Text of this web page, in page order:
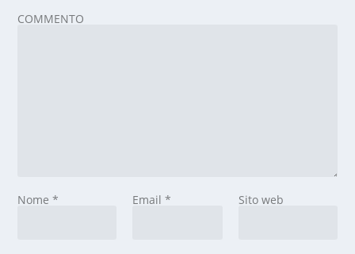
COMMENTO
Nome* Email * Sito web